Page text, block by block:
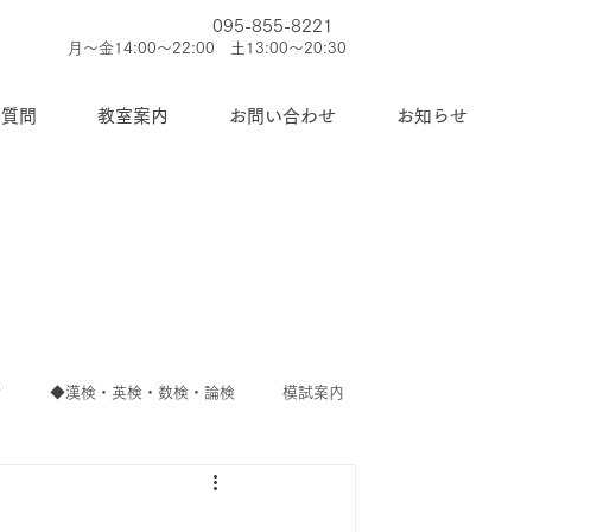
問 教室案内 お問い合わせ お知らせ
095-855-8221
月～金14:00～22:00 土13:00～20:30
◆漢検・英検・数検・論検 模試案内
◆今週のお知らせ